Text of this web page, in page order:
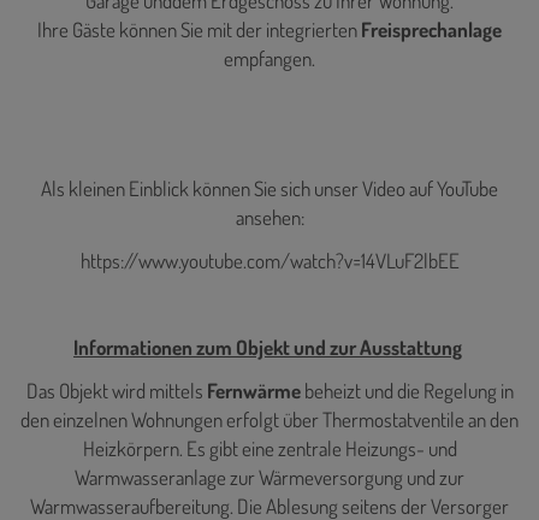
Ihre Gäste können Sie mit der integriertenFreisprechanlage
empfangen.
Als kleinen Einblick können Sie sich unser Video auf YouTube
ansehen:
https://www.youtube.com/watch?v=14VLuF2lbEE
Informationen zum Objekt und zur Ausstattung
Das Objekt wird mittels Fernwärmebeheizt und die Regelung in
den einzelnen Wohnungen erfolgt über Thermostatventile an den
Heizkörpern. Es gibt eine zentrale Heizungs- und
Warmwasseranlage zur Wärmeversorgung und zur
Warmwasseraufbereitung. Die Ablesung seitens der Versorger